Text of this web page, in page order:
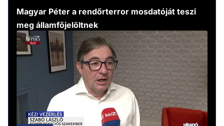
Magyar Péter a rendőrterror mosdatóját teszi
meg államfőjelöltnek